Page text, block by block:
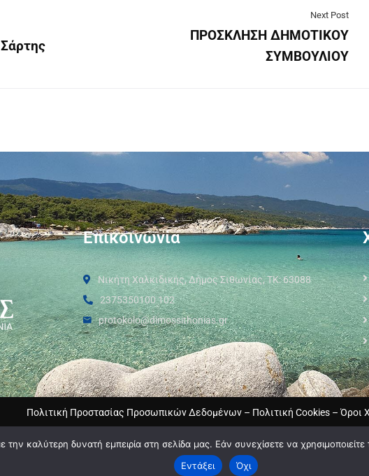
Next Post
ΠΡΟΣΚΛΗΣΗ ΔΗΜΟΤΙΚΟΥ
ΣΥΜΒΟΥΛΙΟΥ
Επικοινωνία
Νικήτη Χαλκιδικής, Δήμος Σιθωνίας, ΤΚ: 63088
2375350100 102
protokolo@dimossithonias.gr
Πολιτική Προστασίας Προσωπικών Δεδομένων – Πολιτική Cookies – Όροι
2024 © Developed byMyCompany Projects
καλύτερη δυνατή εμπειρία στη σελίδα μας. Εάν συνεχίσετε να
Εντάξει
Όχι